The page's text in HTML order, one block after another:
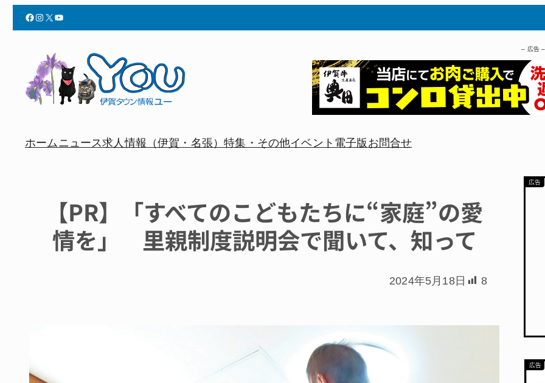
Facebook Instagram X YouTube
– 広告 –
ホームニュース求人情報（伊賀・名張）特集・その他イベント 電子版 お問合せ
【PR】「すべてのこどもたちに“家庭”の愛
情を」 里親制度説明会で聞いて、知って
2024年5月18日 8